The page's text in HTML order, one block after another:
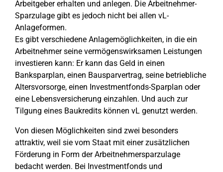
Arbeitgeber erhalten und anlegen. Die Arbeitnehmer-
Sparzulage gibt es jedoch nicht bei allen vL-
Anlageformen.
Es gibt verschiedene Anlagemöglichkeiten, in die ein
Arbeitnehmer seine vermögenswirksamen Leistungen
investieren kann: Er kann das Geld in einen
Banksparplan, einen Bausparvertrag, seine betriebliche
Altersvorsorge, einen Investmentfonds-Sparplan oder
eine Lebensversicherung einzahlen. Und auch zur
Tilgung eines Baukredits können vL genutzt werden.
Von diesen Möglichkeiten sind zwei besonders
attraktiv, weil sie vom Staat mit einer zusätzlichen
Förderung in Form der Arbeitnehmersparzulage
bedacht werden. Bei Investmentfonds und